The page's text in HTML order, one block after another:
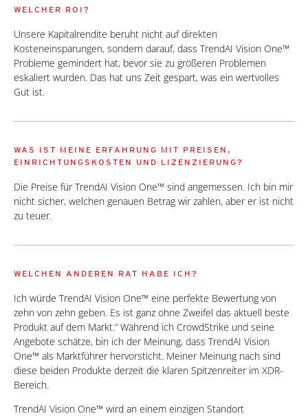
WELCHER ROI?
Unsere Kapitalrendite beruht nicht auf direkten
Kosteneinsparungen, sondern darauf, dass TrendAI Vision One™
Probleme gemindert hat, bevor sie zu größeren Problemen
eskaliert wurden. Das hat uns Zeit gespart, was ein wertvolles
Gut ist.
WAS IST MEINE ERFAHRUNG MIT PREISEN,
EINRICHTUNGSKOSTEN UND LIZENZIERUNG?
Die Preise für TrendAI Vision One™ sind angemessen. Ich bin mir
nicht sicher, welchen genauen Betrag wir zahlen, aber er ist nicht
zu teuer.
WELCHEN ANDEREN RAT HABE ICH?
Ich würde TrendAI Vision One™ eine perfekte Bewertung von
zehn von zehn geben. Es ist ganz ohne Zweifel das aktuell beste
Produkt auf dem Markt.“ Während ich CrowdStrike und seine
Angebote schätze, bin ich der Meinung, dass TrendAI Vision
One™ als Marktführer hervorsticht. Meiner Meinung nach sind
diese beiden Produkte derzeit die klaren Spitzenreiter im XDR-
Bereich.
TrendAI Vision One™ wird an einem einzigen Standort